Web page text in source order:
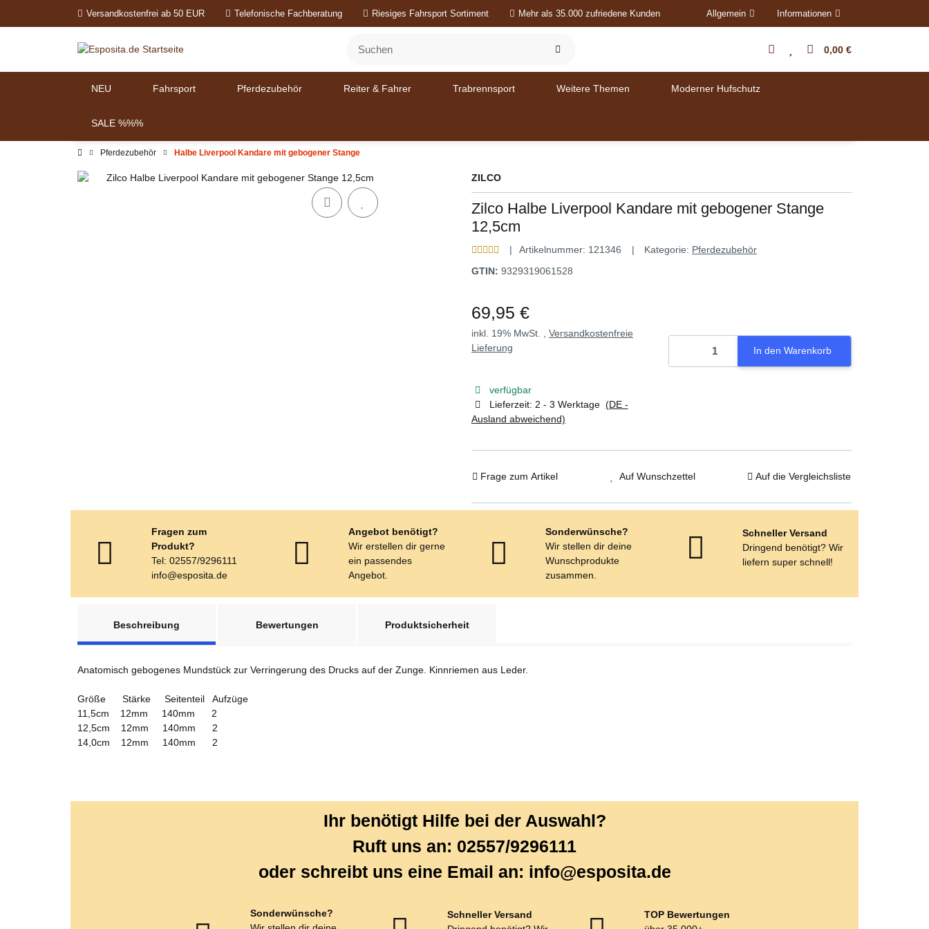
Versandkostenfrei ab 50 EUR Telefonische Fachberatung Riesiges Fahrsport Sortiment Mehr als 35.000 zufriedene Kunden Allgemein Informationen
0,00 €
NEU Fahrsport Pferdezubehör Reiter & Fahrer Trabrennsport Weitere Themen Moderner Hufschutz
SALE %%%
Pferdezubehör Halbe Liverpool Kandare mit gebogener Stange
ZILCO
Zilco Halbe Liverpool Kandare mit gebogener Stange
12,5cm
Artikelnummer: 121346 Kategorie: Pferdezubehör
GTIN: 9329319061528
69,95 €
inkl. 19% MwSt. , Versandkostenfreie
Lieferung
verfügbar
Lieferzeit: 2 - 3 Werktage (DE -
Ausland abweichend)
In den Warenkorb
Frage zum Artikel Auf Wunschzettel Auf die Vergleichsliste
Fragen zum
Produkt?
Tel: 02557/9296111
info@esposita.de
Angebot benötigt?
Wir erstellen dir gerne
ein passendes
Angebot.
Sonderwünsche?
Wir stellen dir deine
Wunschprodukte
zusammen.
Schneller Versand
Dringend benötigt? Wir
liefern super schnell!
Beschreibung
Bewertungen Produktsicherheit
Anatomisch gebogenes Mundstück zur Verringerung des Drucks auf der Zunge. Kinnriemen aus Leder.
Größe Stärke Seitenteil Aufzüge
11,5cm 12mm 140mm 2
12,5cm 12mm 140mm 2
14,0cm 12mm 140mm 2
Ihr benötigt Hilfe bei der Auswahl?
Ruft uns an: 02557/9296111
oder schreibt uns eine Email an: info@esposita.de
Sonderwünsche?
Schneller Versand
TOP Bewertungen